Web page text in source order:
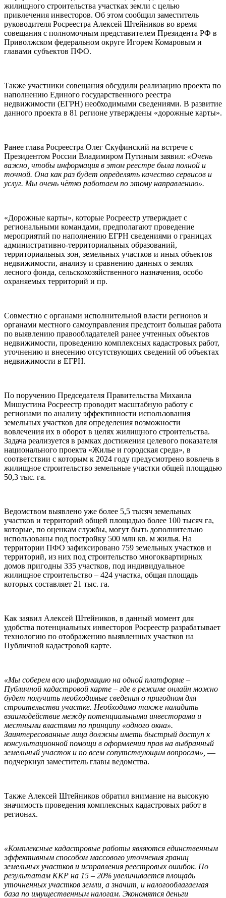
жилищного строительства участках земли с целью
привлечения инвесторов. Об этом сообщил заместитель
руководителя Росреестра Алексей Штейников во время
совещания с полномочным представителем Президента РФ в
Приволжском федеральном округе Игорем Комаровым и
главами субъектов ПФО.
Также участники совещания обсудили реализацию проекта по
наполнению Единого государственного реестра
недвижимости (ЕГРН) необходимыми сведениями. В развитие
данного проекта в 81 регионе утверждены «дорожные карты».
Ранее глава Росреестра Олег Скуфинский на встрече с
Президентом России Владимиром Путиным заявил: «Очень
важно, чтобы информация в этом реестре была полной и
точной. Она как раз будет определять качество сервисов и
услуг. Мы очень чётко работаем по этому направлению».
«Дорожные карты», которые Росреестр утверждает с
региональными командами, предполагают проведение
мероприятий по наполнению ЕГРН сведениями о границах
административно-территориальных образований,
территориальных зон, земельных участков и иных объектов
недвижимости, анализу и сравнению данных о землях
лесного фонда, сельскохозяйственного назначения, особо
охраняемых территорий и пр.
Совместно с органами исполнительной власти регионов и
органами местного самоуправления предстоит большая работа
по выявлению правообладателей ранее учтенных объектов
недвижимости, проведению комплексных кадастровых работ,
уточнению и внесению отсутствующих сведений об объектах
недвижимости в ЕГРН.
По поручению Председателя Правительства Михаила
Мишустина Росреестр проводит масштабную работу с
регионами по анализу эффективности использования
земельных участков для определения возможности
вовлечения их в оборот в целях жилищного строительства.
Задача реализуется в рамках достижения целевого показателя
национального проекта «Жилье и городская среда», в
соответствии с которым к 2024 году предусмотрено вовлечь в
жилищное строительство земельные участки общей площадью
50,3 тыс. га.
Ведомством выявлено уже более 5,5 тысяч земельных
участков и территорий общей площадью более 100 тысяч га,
которые, по оценкам службы, могут быть дополнительно
использованы под постройку 500 млн кв. м жилья. На
территории ПФО зафиксировано 759 земельных участков и
территорий, из них под строительство многоквартирных
домов пригодны 335 участков, под индивидуальное
жилищное строительство – 424 участка, общая площадь
которых составляет 21 тыс. га.
Как заявил Алексей Штейников, в данный момент для
удобства потенциальных инвесторов Росреестр разрабатывает
технологию по отображению выявленных участков на
Публичной кадастровой карте.
«Мы соберем всю информацию на одной платформе –
Публичной кадастровой карте – где в режиме онлайн можно
будет получить необходимые сведения о пригодном для
строительства участке. Необходимо также наладить
взаимодействие между потенциальными инвесторами и
местными властями по принципу «одного окна».
Заинтересованные лица должны иметь быстрый доступ к
консультационной помощи в оформлении прав на выбранный
земельный участок и по всем сопутствующим вопросам», —
подчеркнул заместитель главы ведомства.
Также Алексей Штейников обратил внимание на высокую
значимость проведения комплексных кадастровых работ в
регионах.
«Комплексные кадастровые работы являются единственным
эффективным способом массового уточнения границ
земельных участков и исправления реестровых ошибок. По
результатам ККР на 15 – 20% увеличивается площадь
уточненных участков земли, а значит, и налогооблагаемая
база по имущественным налогам. Экономятся деньги